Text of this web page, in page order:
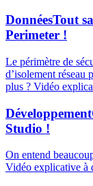
DonnéesTout
Perimeter !
Le périmètre de
d’isolement réseau
plus ? Vidéo
Développement
Studio !
On entend
Vidéo explicative à